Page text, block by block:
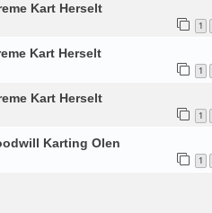
Kart Herselt
1
Kart Herselt
1
Kart Herselt
1
Karting Olen
1